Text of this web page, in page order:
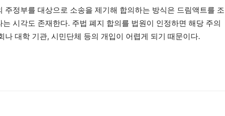
주정부를 대상으로 소송을 제기해 합의하는 방식은 드림액트를 조
시각도 존재한다. 주법 폐지 합의를 법원이 인정하면 해당 주의
나 대학 기관, 시민단체 등의 개입이 어렵게 되기 때문이다.